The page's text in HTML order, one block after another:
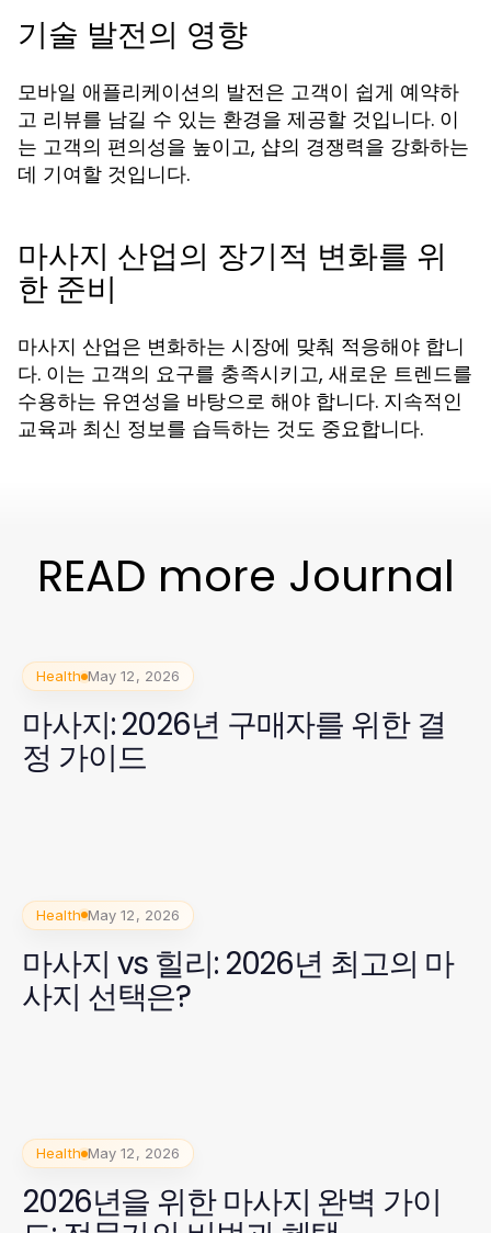
기술 발전의 영향
모바일 애플리케이션의 발전은 고객이 쉽게 예약하
고 리뷰를 남길 수 있는 환경을 제공할 것입니다. 이
는 고객의 편의성을 높이고, 샵의 경쟁력을 강화하는
데 기여할 것입니다.
마사지 산업의 장기적 변화를 위
한 준비
마사지 산업은 변화하는 시장에 맞춰 적응해야 합니
다. 이는 고객의 요구를 충족시키고, 새로운 트렌드를
수용하는 유연성을 바탕으로 해야 합니다. 지속적인
교육과 최신 정보를 습득하는 것도 중요합니다.
READ more Journal
Health May 12, 2026
마사지: 2026년 구매자를 위한 결
정 가이드
Health May 12, 2026
마사지 vs 힐리: 2026년 최고의 마
사지 선택은?
Health May 12, 2026
2026년을 위한 마사지 완벽 가이